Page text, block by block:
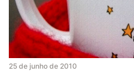
25 de junho de 2010